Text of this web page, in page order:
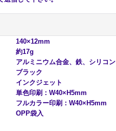
140×12mm
約17g
アルミニウム合金、鉄、シリコン
ブラック
インクジェット
単色印刷：W40×H5mm
フルカラー印刷：W40×H5mm
OPP袋入